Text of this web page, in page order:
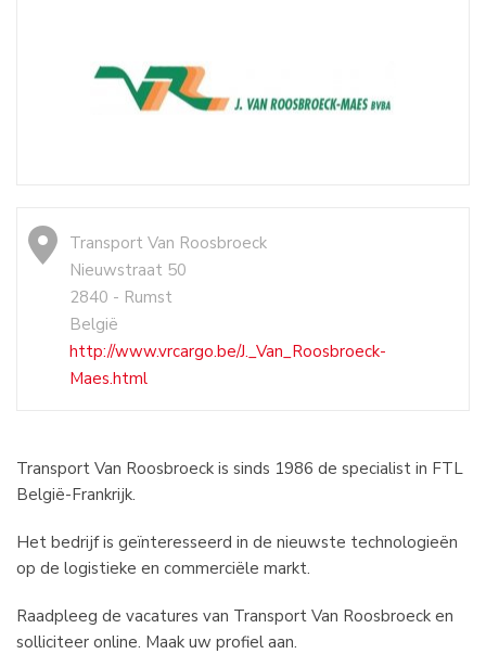
Transport Van Roosbroeck
Nieuwstraat 50
2840 - Rumst
België
http://www.vrcargo.be/J._Van_Roosbroeck-
Maes.html
Transport Van Roosbroeck is sinds 1986 de specialist in FTL
België-Frankrijk.
Het bedrijf is geïnteresseerd in de nieuwste technologieën
op de logistieke en commerciële markt.
Raadpleeg de vacatures van Transport Van Roosbroeck en
solliciteer online. Maak uw profiel aan.